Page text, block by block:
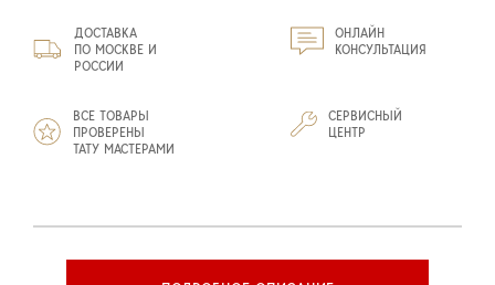
ДОСТАВКА
ПО МОСКВЕ И
РОССИИ
ОНЛАЙН
КОНСУЛЬТАЦИЯ
ВСЕ ТОВАРЫ
ПРОВЕРЕНЫ
ТАТУ МАСТЕРАМИ
СЕРВИСНЫЙ
ЦЕНТР